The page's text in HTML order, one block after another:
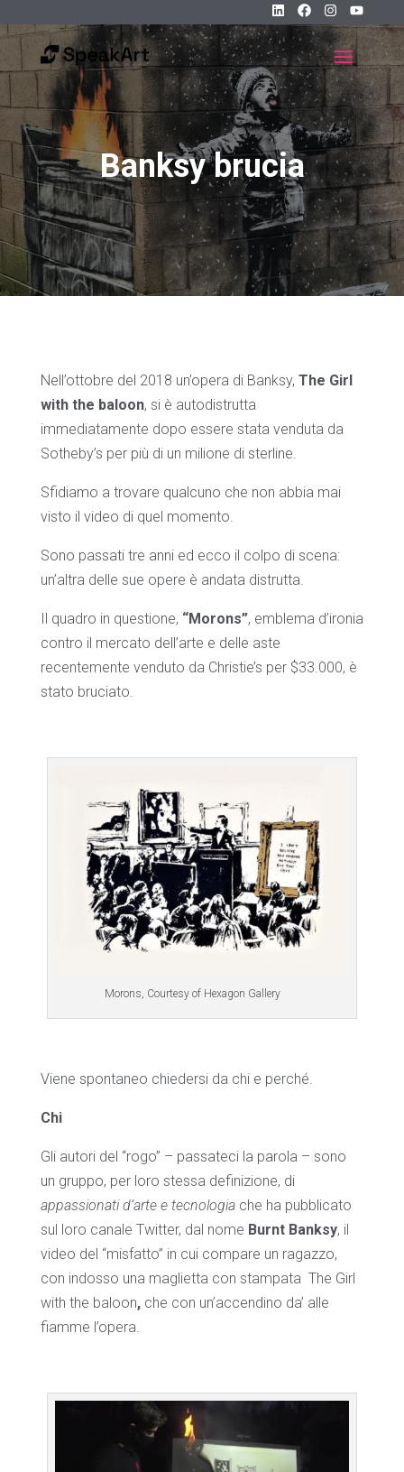
Banksy brucia
Nell’ottobre del 2018 un’opera di Banksy, The Girl
with the baloon, si è autodistrutta
immediatamente dopo essere stata venduta da
Sotheby’s per più di un milione di sterline.
Sfidiamo a trovare qualcuno che non abbia mai
visto il video di quel momento.
Sono passati tre anni ed ecco il colpo di scena:
un’altra delle sue opere è andata distrutta.
Il quadro in questione, “Morons”, emblema d’ironia
contro il mercato dell’arte e delle aste
recentemente venduto da Christie’s per $33.000, è
stato bruciato.
Morons, Courtesy of Hexagon Gallery
Viene spontaneo chiedersi da chi e perché.
Chi
Gli autori del “rogo” – passateci la parola – sono
un gruppo, per loro stessa definizione, di
appassionati d’arte e tecnologiache ha pubblicato
sul loro canale Twitter, dal nome Burnt Banksy, il
video del “misfatto” in cui compare un ragazzo,
con indosso una maglietta con stampata The Girl
with the baloon, che con un’accendino da’ alle
fiamme l’opera.